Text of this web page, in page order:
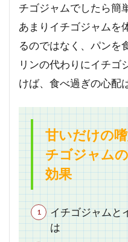
チゴジャムでしたら簡
あまりイチゴジャムを
るのではなく、パンを
リンの代わりにイチゴ
けば、食べ過ぎの心配
甘いだけの
チゴジャム
効果
イチゴジャムと
は